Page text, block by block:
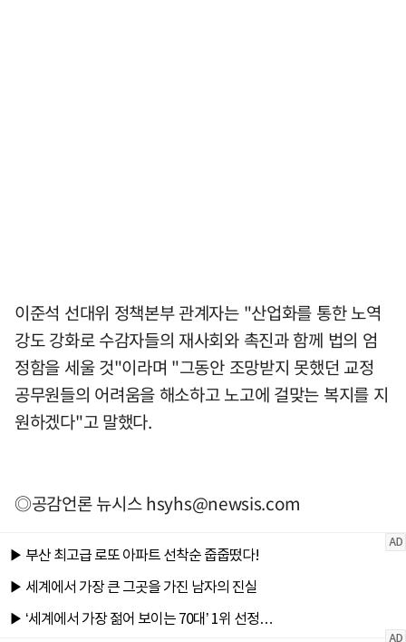
이준석 선대위 정책본부 관계자는 "산업화를 통한 노역
강도 강화로 수감자들의 재사회와 촉진과 함께 법의 엄
정함을 세울 것"이라며 "그동안 조망받지 못했던 교정
공무원들의 어려움을 해소하고 노고에 걸맞는 복지를 지
원하겠다"고 말했다.
◎공감언론 뉴시스hsyhs@newsis.com